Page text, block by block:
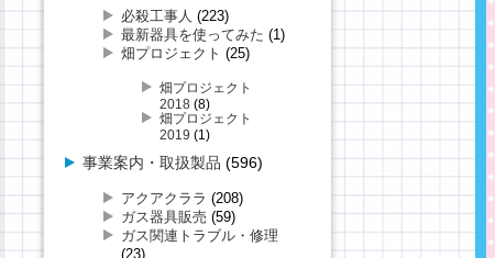
必殺工事人 (223)
最新器具を使ってみた (1)
畑プロジェクト (25)
畑プロジェクト
2018(8)
畑プロジェクト
2019 (1)
事業案内・取扱製品 (596)
アクアクララ (208)
ガス器具販売 (59)
ガス関連トラブル・修理
(23)